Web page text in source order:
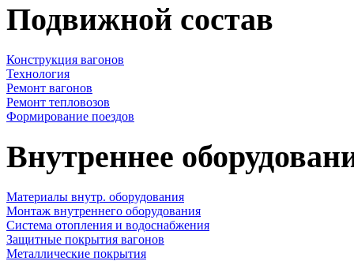
Подвижной состав
Конструкция вагонов
Технология
Ремонт вагонов
Ремонт тепловозов
Формирование поездов
Внутреннее
Материалы внутр. оборудования
Монтаж внутреннего оборудования
Cистема отопления и водоснабжения
Защитные покрытия вагонов
Металлические покрытия